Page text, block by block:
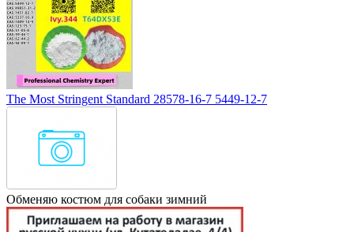
The Most Stringent Standard 28578-16-7 5449-12-7
Обменяю костюм для собаки зимний